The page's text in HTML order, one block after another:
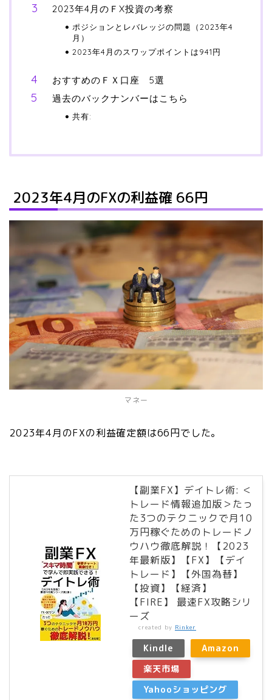
2023年4月のＦX投資の考察
ポジションとレバレッジの問題（2023年4
月）
2023年4月のスワップポイントは941円
おすすめのＦＸ口座 5選
過去のバックナンバーはこちら
共有:
2023年4月のFXの利益確 66円
マネー
2023年4月のFXの利益確定額は66円でした。
【副業FX】デイトレ術: ＜
トレード情報追加版＞たっ
た3つのテクニックで月10
万円稼ぐためのトレードノ
ウハウ徹底解説！【2023
年最新版】【FX】【デイ
トレード】【外国為替】
【投資】【経済】
【FIRE】 最速FX攻略シリ
ーズ
created by Rinker
Kindle
Amazon
楽天市場
Yahooショッピング